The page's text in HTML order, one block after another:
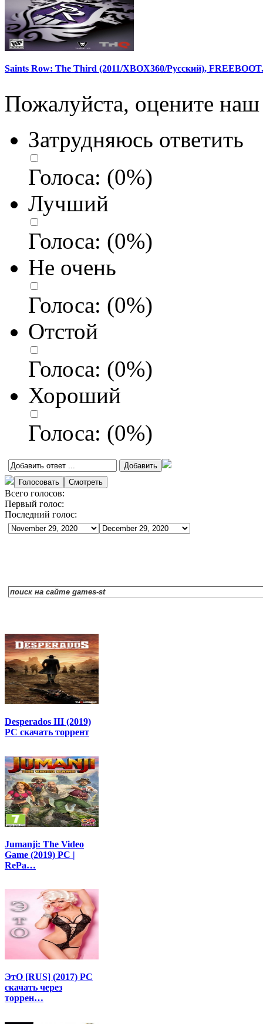
Saints Row: The Third (2011/XBOX360/Русский), FREEBOOT.
Пожалуйста, оцените наш
Затрудняюсь ответить
Голоса: (0%)
Лучший
Голоса: (0%)
Не очень
Голоса: (0%)
Отстой
Голоса: (0%)
Хороший
Голоса: (0%)
Всего голосов:
Первый голос:
Последний голос:
Desperados III (2019)
PC скачать торрент
Jumanji: The Video
Game (2019) PC |
RePa…
ЭтО [RUS] (2017) PC
скачать через
торрен…